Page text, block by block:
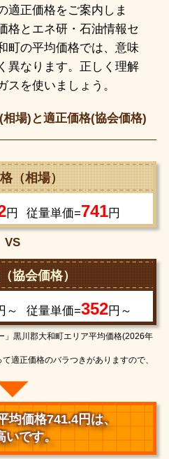
適正価格をご案内しま
格とエネ研・石油情報セ
町の平均価格では、意味
異なります。正しく理解
スを使いましょう。
場)と適正価格(協会価格)
（相場）
円 従量単価=741円
VS
協会価格）
～ 従量単価=352円～
黒川郡大和町エリア平均価格(2026年
適正価格のバラつきがありますので、
均価格741.4円は、
いです。